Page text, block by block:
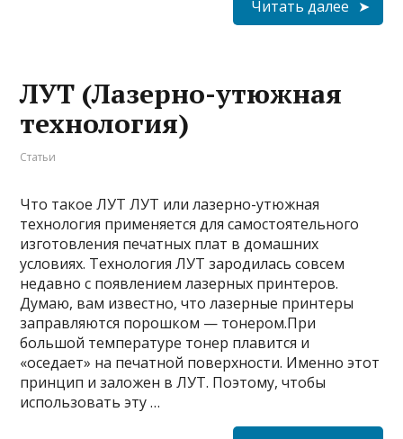
Читать далее
ЛУТ (Лазерно-утюжная
технология)
Статьи
Что такое ЛУТ ЛУТ или лазерно-утюжная
технология применяется для самостоятельного
изготовления печатных плат в домашних
условиях. Технология ЛУТ зародилась совсем
недавно с появлением лазерных принтеров.
Думаю, вам известно, что лазерные принтеры
заправляются порошком — тонером.При
большой температуре тонер плавится и
«оседает» на печатной поверхности. Именно этот
принцип и заложен в ЛУТ. Поэтому, чтобы
использовать эту …